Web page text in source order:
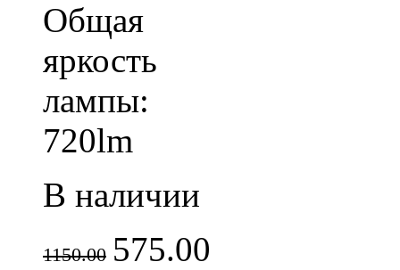
Общая
яркость
лампы:
720lm
В наличии
1150.00 575.00